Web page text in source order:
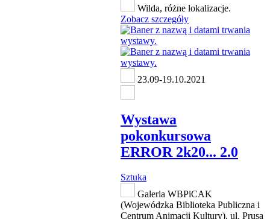
Wilda, różne lokalizacje.
Zobacz szczegóły
23.09-19.10.2021
Wystawa
pokonkursowa
ERROR 2k20... 2.0
Sztuka
Galeria WBPiCAK
(Wojewódzka Biblioteka Publiczna i
Centrum Animacji Kultury), ul. Prusa